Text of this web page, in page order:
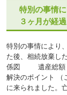
特別の事情
３ヶ月が経
特別の事情により
た後、相続放棄し
係図 遺産総額 不
解決のポイント （
に来られました。